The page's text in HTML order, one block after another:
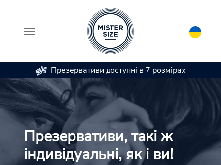
Skip to main content
Презервативи доступні в 7 розмірах
Презервативи, такі ж
індивідуальні, як і ви!